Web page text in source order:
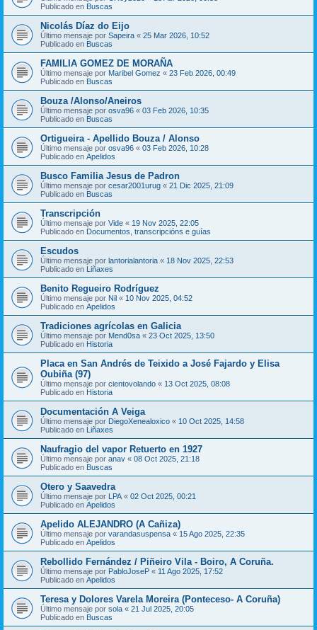
Publicado en Buscas
Nicolás Díaz do Eijo
Último mensaje por Sapeira « 25 Mar 2026, 10:52
Publicado en Buscas
FAMILIA GOMEZ DE MORAÑA
Último mensaje por Maribel Gomez « 23 Feb 2026, 00:49
Publicado en Buscas
Bouza /Alonso/Aneiros
Último mensaje por osva96 « 03 Feb 2026, 10:35
Publicado en Buscas
Ortigueira - Apellido Bouza / Alonso
Último mensaje por osva96 « 03 Feb 2026, 10:28
Publicado en Apelidos
Busco Familia Jesus de Padron
Último mensaje por cesar2001urug « 21 Dic 2025, 21:09
Publicado en Buscas
Transcripción
Último mensaje por Vide « 19 Nov 2025, 22:05
Publicado en Documentos, transcripcións e guías
Escudos
Último mensaje por lantorialantoria « 18 Nov 2025, 22:53
Publicado en Liñaxes
Benito Regueiro Rodríguez
Último mensaje por Nil « 10 Nov 2025, 04:52
Publicado en Apelidos
Tradiciones agrícolas en Galicia
Último mensaje por Mend0sa « 23 Oct 2025, 13:50
Publicado en Historia
Placa en San Andrés de Teixido a José Fajardo y Elisa
Oubiña (97)
Último mensaje por cientovolando « 13 Oct 2025, 08:08
Publicado en Historia
Documentación A Veiga
Último mensaje por DiegoXenealoxico « 10 Oct 2025, 14:58
Publicado en Liñaxes
Naufragio del vapor Retuerto en 1927
Último mensaje por anav « 08 Oct 2025, 21:18
Publicado en Buscas
Otero y Saavedra
Último mensaje por LPA « 02 Oct 2025, 00:21
Publicado en Apelidos
Apelido ALEJANDRO (A Cañiza)
Último mensaje por varandasuspensa « 15 Ago 2025, 22:35
Publicado en Apelidos
Rebollido Fernández / Piñeiro Vila - Boiro, A Coruña.
Último mensaje por PabloJoseP « 11 Ago 2025, 17:52
Publicado en Apelidos
Teresa y Dolores Varela Moreira (Ponteceso- A Coruña)
Último mensaje por sola « 21 Jul 2025, 20:05
Publicado en Buscas